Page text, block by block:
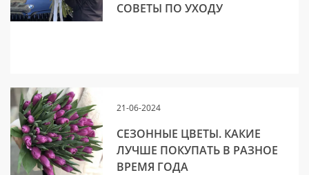
СОВЕТЫ ПО УХОДУ
21-06-2024
СЕЗОННЫЕ ЦВЕТЫ. КАКИЕ
ЛУЧШЕ ПОКУПАТЬ В РАЗНОЕ
ВРЕМЯ ГОДА